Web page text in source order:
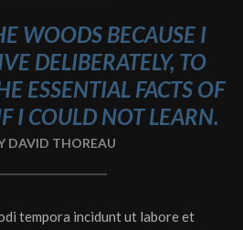
WOODS BECAUSE I
DELIBERATELY, TO
ESSENTIAL FACTS OF
I COULD NOT LEARN.
DAVID THOREAU
tempora incidunt ut labore et